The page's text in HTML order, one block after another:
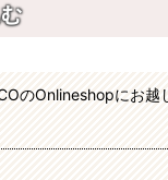
のOnlineshopにお